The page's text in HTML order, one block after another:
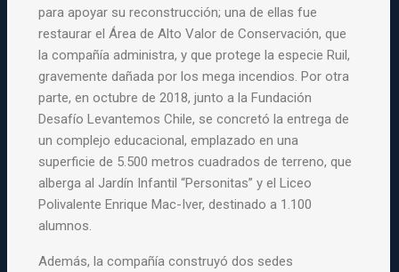
para apoyar su reconstrucción; una de ellas fue
restaurar el Área de Alto Valor de Conservación, que
la compañía administra, y que protege la especie Ruil,
gravemente dañada por los mega incendios. Por otra
parte, en octubre de 2018, junto a la Fundación
Desafío Levantemos Chile, se concretó la entrega de
un complejo educacional, emplazado en una
superficie de 5.500 metros cuadrados de terreno, que
alberga al Jardín Infantil “Personitas” y el Liceo
Polivalente Enrique Mac-Iver, destinado a 1.100
alumnos.
Además, la compañía construyó dos sedes